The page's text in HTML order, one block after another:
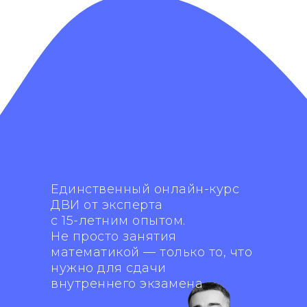
Единственный онлайн-курс
ДВИ от эксперта
с 15-летним опытом.
Не просто занятия
математикой — только то, что
нужно для сдачи
внутреннего экзамена